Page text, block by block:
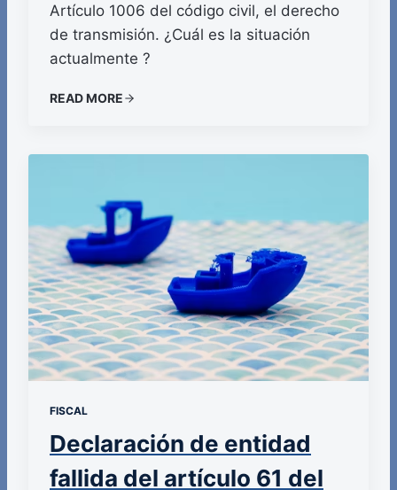
Artículo 1006 del código civil, el derecho
de transmisión. ¿Cuál es la situación
actualmente ?
READ MORE
FISCAL
Declaración de entidad
fallida del artículo 61 del